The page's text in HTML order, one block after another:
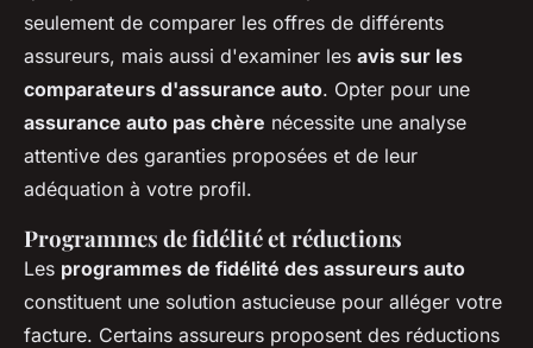
seulement de comparer les offres de différents
assureurs, mais aussi d'examiner les avis sur les
comparateurs d'assurance auto. Opter pour une
assurance auto pas chère nécessite une analyse
attentive des garanties proposées et de leur
adéquation à votre profil.
Programmes de fidélité et réductions
Les programmes de fidélité des assureurs auto
constituent une solution astucieuse pour alléger votre
facture. Certains assureurs proposent des réductions